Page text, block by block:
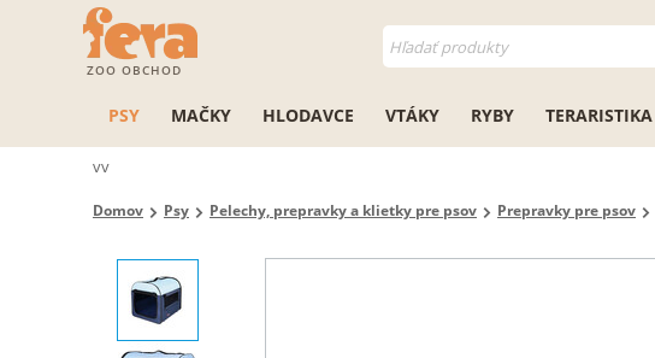
ZOO OBCHOD
PSY MAČKY HLODAVCE VTÁKY RYBY TERARISTIKA
vv
Domov Psy Pelechy, prepravky a klietky pre psov Prepravky pre psov